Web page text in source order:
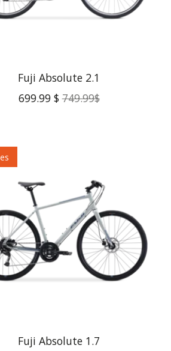
Fuji Absolute 2.1
699.99 $ 749.99$
Fuji Absolute 1.7